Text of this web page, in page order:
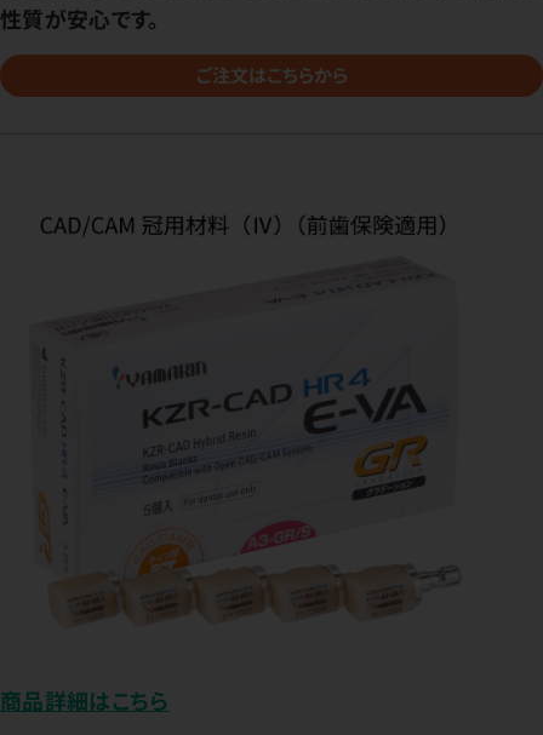
性質が安心です。
ご注文はこちらから
商品詳細はこちら